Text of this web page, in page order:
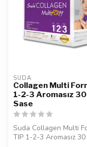
SUDA
Collagen Multi
1-2-3 Aromasız 30
Sase
Suda Collagen Multi
TIP 1-2-3 Aromasız